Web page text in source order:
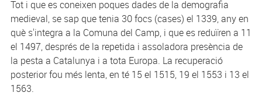
Tot i que es coneixen poques dades de la demografia
medieval, se sap que tenia 30 focs (cases) el 1339, any en
què s'integra a la Comuna del Camp, i que es reduïren a 11
el 1497, després de la repetida i assoladora presència de
la pesta a Catalunya i a tota Europa. La recuperació
posterior fou més lenta, en té 15 el 1515, 19 el 1553 i 13 el
1563.